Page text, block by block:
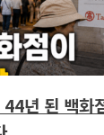
년 된 백화